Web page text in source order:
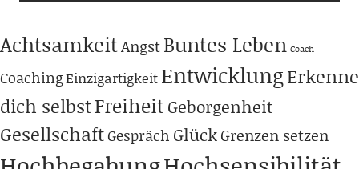
AchtsamkeitAngstBuntes Leben Coach
CoachingEinzigartigkeit EntwicklungErkenne
dich selbstFreiheit Geborgenheit
GesellschaftGespräch GlückGrenzen setzen